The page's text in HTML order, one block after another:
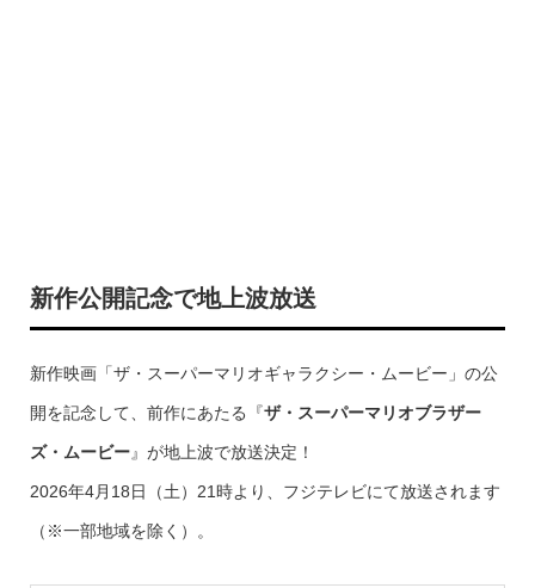
新作公開記念で地上波放送
新作映画「ザ・スーパーマリオギャラクシー・ムービー」の公
開を記念して、前作にあたる『ザ・スーパーマリオブラザー
ズ・ムービー』が地上波で放送決定！
2026年4月18日（土）21時より、フジテレビにて放送されます
（※一部地域を除く）。